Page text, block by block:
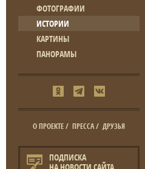
ФОТОГРАФИИ
ИСТОРИИ
КАРТИНЫ
ПАНОРАМЫ
О ПРОЕКТЕ/ ПРЕССА/ ДРУЗЬЯ
ПОДПИСКА
НА НОВОСТИ САЙТА